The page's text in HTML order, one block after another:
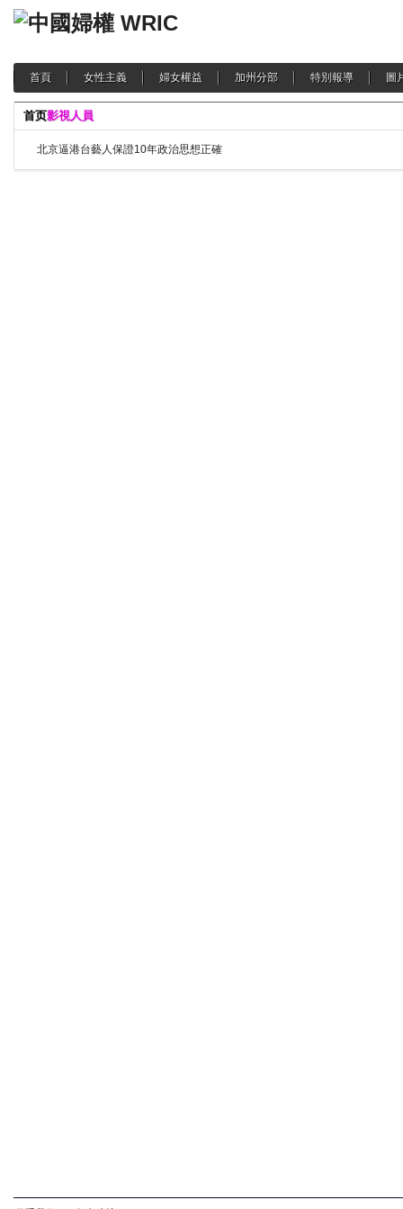
首頁 女性主義 婦女權益 加州分部 特別報導 圖
首页影視人員
北京逼港台藝人保證10年政治思想正確